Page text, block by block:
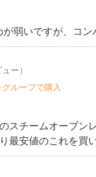
弱いですが、コ
ー）
ループで購入
スチームオーブン
最安値のこれを買